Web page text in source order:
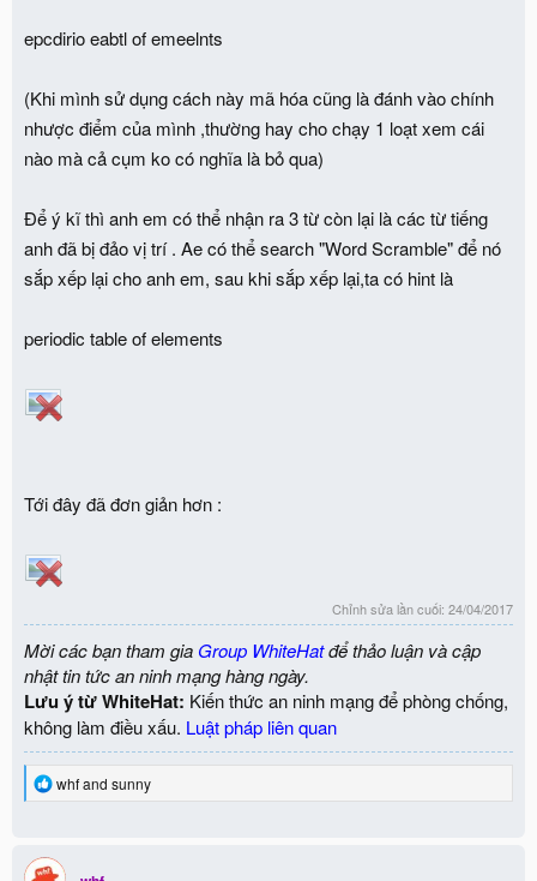
epcdirio eabtl of emeelnts
(Khi mình sử dụng cách này mã hóa cũng là đánh vào chính
nhược điểm của mình ,thường hay cho chạy 1 loạt xem cái
nào mà cả cụm ko có nghĩa là bỏ qua)
Để ý kĩ thì anh em có thể nhận ra 3 từ còn lại là các từ tiếng
anh đã bị đảo vị trí . Ae có thể search "Word Scramble" để nó
sắp xếp lại cho anh em, sau khi sắp xếp lại,ta có hint là
periodic table of elements
Tới đây đã đơn giản hơn :
Chỉnh sửa lần cuối: 24/04/2017
Mời các bạn tham gia Group WhiteHatđể thảo luận và cập
nhật tin tức an ninh mạng hàng ngày.
Lưu ý từ WhiteHat: Kiến thức an ninh mạng để phòng chống,
không làm điều xấu. Luật pháp liên quan
R
t
i
whfand sunny